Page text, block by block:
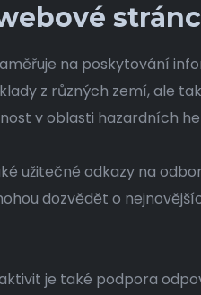
na poskytování
z různých zemí, ale
v oblasti hazardních
užitečné odkazy na
dozvědět o
je také podpora